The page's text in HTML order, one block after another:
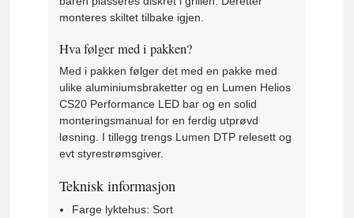
monteres skiltet tilbake igjen.
Hva følger med i pakken?
Med i pakken følger det med en pakke med
ulike aluminiumsbraketter og en Lumen Helios
CS20 Performance LED bar og en solid
monteringsmanual for en ferdig utprøvd
løsning. I tillegg trengs Lumen DTP relesett og
evt styrestrømsgiver.
Teknisk informasjon
Farge lyktehus: Sort